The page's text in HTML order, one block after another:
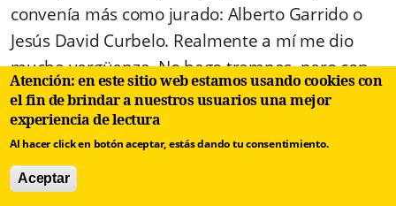
convenía más como jurado: Alberto Garrido o
Jesús David Curbelo. Realmente a mí me dio
mucha vergüenza. No hago trampas, pero con
la literatura menos, es sagrada. Respondí que
cualquiera de los dos, pero que era justo que
fuera Garrido porque había ganado el Premio
Casa de las Américas y nunca había sido jurado.
Ella entendió, o hizo como que entendía. Luego
Atención: en este sitio web estamos usando cookies con
el fin de brindar a nuestros usuarios una mejor
experiencia de lectura
Al hacer click en botón aceptar, estás dando tu consentimiento.
Aceptar